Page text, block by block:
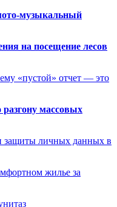
музыкальный
на посещение лесов
«пустой» отчет — это
массовых
защиты личных данных в
жилье за